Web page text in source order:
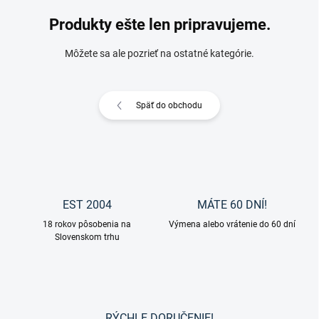
Produkty ešte len pripravujeme.
Môžete sa ale pozrieť na ostatné kategórie.
Späť do obchodu
EST 2004
18 rokov pôsobenia na
Slovenskom trhu
MÁTE 60 DNÍ!
Výmena alebo vrátenie do 60 dní